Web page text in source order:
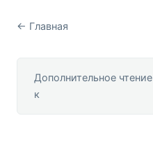
← Главная
Дополнительное чтение
к